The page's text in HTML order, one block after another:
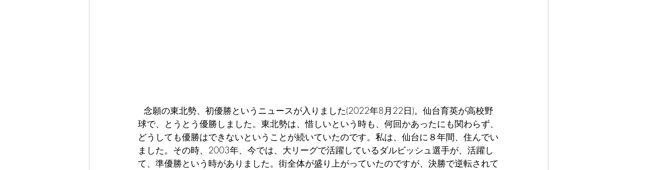
念願の東北勢、初優勝というニュースが入りました(2022年8月22日)。仙台育英が高校野
球で、とうとう優勝しました。東北勢は、惜しいという時も、何回かあったにも関わらず、
どうしても優勝はできないということが続いていたのです。私は、仙台に８年間、住んでい
ました。その時、2003年、今では、大リーグで活躍しているダルビッシュ選手が、活躍し
て、準優勝という時がありました。街全体が盛り上がっていたのですが、決勝で逆転されて